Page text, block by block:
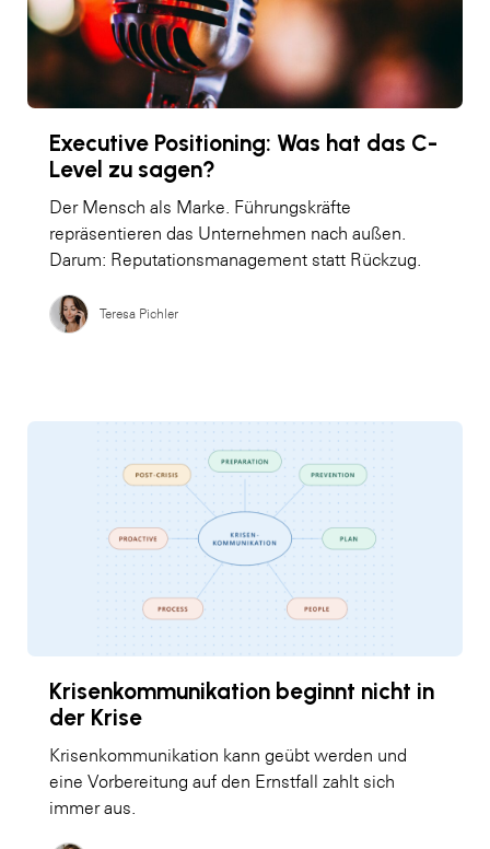
Executive Positioning: Was hat das C-
Level zu sagen?
Der Mensch als Marke. Führungskräfte
repräsentieren das Unternehmen nach außen.
Darum: Reputationsmanagement statt Rückzug.
Teresa Pichler
Krisenkommunikation beginnt nicht in
der Krise
Krisenkommunikation kann geübt werden und
eine Vorbereitung auf den Ernstfall zahlt sich
immer aus.